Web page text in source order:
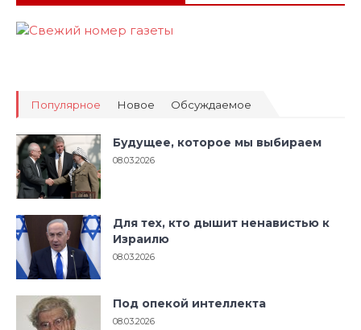
Популярное Новое Обсуждаемое
Будущее, которое мы выбираем
08.03.2026
Для тех, кто дышит ненавистью к
Израилю
08.03.2026
Под опекой интеллекта
08.03.2026